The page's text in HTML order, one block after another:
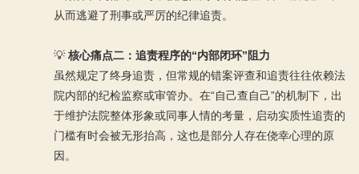
从而逃避了刑事或严厉的纪律追责。
💡核心痛点二：追责程序的“内部闭环”阻力
虽然规定了终身追责，但常规的错案评查和追责往往依赖法
院内部的纪检监察或审管办。在“自己查自己”的机制下，出
于维护法院整体形象或同事人情的考量，启动实质性追责的
门槛有时会被无形抬高，这也是部分人存在侥幸心理的原
因。